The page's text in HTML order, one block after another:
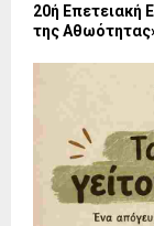
20ή Επετειακή
της